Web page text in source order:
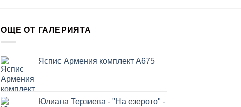
ОЩЕ ОТ ГАЛЕРИЯТА
Яспис Армения комплект А675
Юлиана Терзиева - "На езерото" -